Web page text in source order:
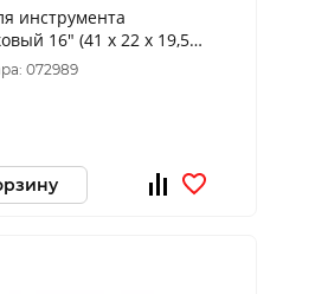
инструмента
16" (41 х 22 х 19,5
072989